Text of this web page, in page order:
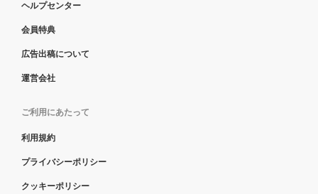
ヘルプセンター
会員特典
広告出稿について
運営会社
ご利用にあたって
利用規約
プライバシーポリシー
クッキーポリシー